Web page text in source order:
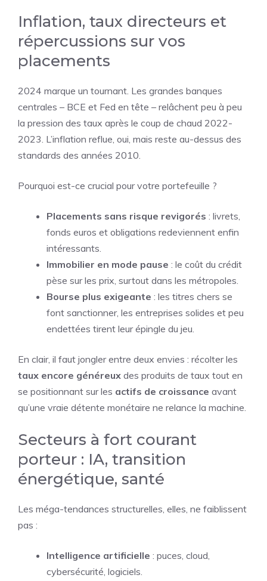
Inflation, taux directeurs et
répercussions sur vos
placements
2024 marque un tournant. Les grandes banques
centrales – BCE et Fed en tête – relâchent peu à peu
la pression des taux après le coup de chaud 2022-
2023. L’inflation reflue, oui, mais reste au-dessus des
standards des années 2010.
Pourquoi est-ce crucial pour votre portefeuille ?
Placements sans risque revigorés : livrets,
fonds euros et obligations redeviennent enfin
intéressants.
Immobilier en mode pause : le coût du crédit
pèse sur les prix, surtout dans les métropoles.
Bourse plus exigeante : les titres chers se
font sanctionner, les entreprises solides et peu
endettées tirent leur épingle du jeu.
En clair, il faut jongler entre deux envies : récolter les
taux encore généreux des produits de taux tout en
se positionnant sur les actifs de croissance avant
qu’une vraie détente monétaire ne relance la machine.
Secteurs à fort courant
porteur : IA, transition
énergétique, santé
Les méga-tendances structurelles, elles, ne faiblissent
pas :
Intelligence artificielle : puces, cloud,
cybersécurité, logiciels.